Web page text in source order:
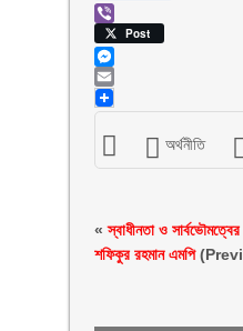
ViberPost
Messenger
Email
অর্থনীতি
«স্বাধীনতা ও
শফিকুর রহমান এমপি